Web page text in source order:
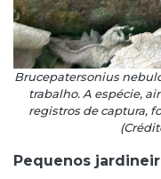
Brucepatersonius
trabalho. A espécie,
registros de captura,
Pequenos